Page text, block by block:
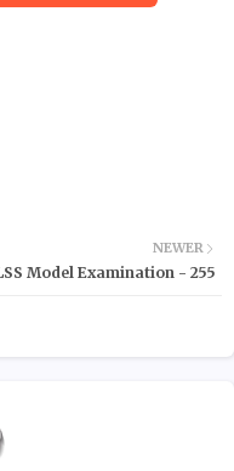
NEWER
Model Examination - 255